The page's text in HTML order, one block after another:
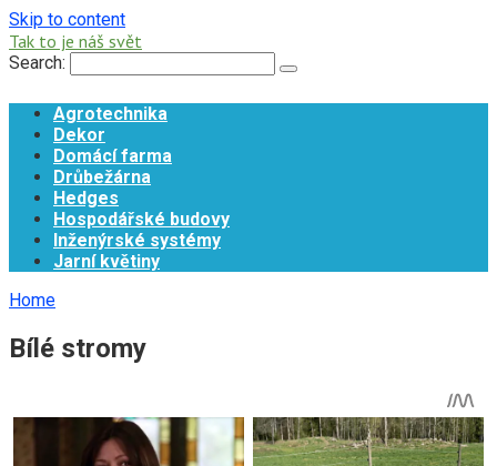
Skip to content
Tak to je náš svět
Search:
Agrotechnika
Dekor
Domácí farma
Drůbežárna
Hedges
Hospodářské budovy
Inženýrské systémy
Jarní květiny
Home
Bílé stromy